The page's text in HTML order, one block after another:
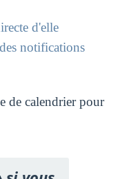
d'elle
notifications
de calendrier pour